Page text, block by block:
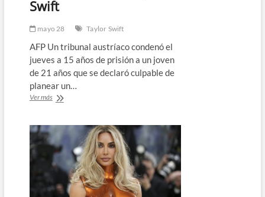
Swift
mayo 28 Taylor Swift
AFP Un tribunal austríaco condenó el
jueves a 15 años de prisión a un joven
de 21 años que se declaró culpable de
planear un…
Ver másAustríaco
15
años
de
prisión
por
planear
ataque